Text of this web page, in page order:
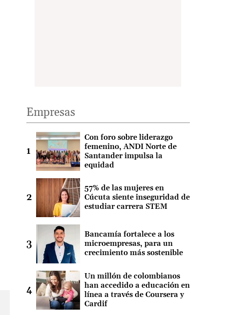
Empresas
Con foro sobre liderazgo
femenino, ANDI Norte de
Santander impulsa la
equidad
57% de las mujeres en
Cúcuta siente inseguridad de
estudiar carrera STEM
Bancamía fortalece a los
microempresas, para un
crecimiento más sostenible
Un millón de colombianos
han accedido a educación en
línea a través de Coursera y
Cardif